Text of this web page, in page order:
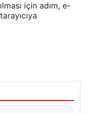
için adım, e-